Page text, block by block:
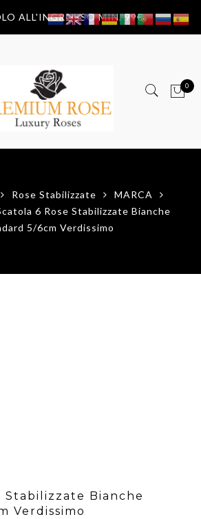
ALL'INGROSSO MIN. 99€
0
Rose Stabilizzate
MARCA
6 Rose Stabilizzate Bianche
5/6cm Verdissimo
Stabilizzate Bianche
Verdissimo